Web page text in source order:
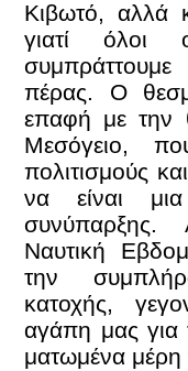
Κιβωτό, αλλά
γιατί όλοι
πέρας. Ο
επαφή με την
Μεσόγειο,
πολιτισμούς
να είναι
συνύπαρξης.
Ναυτική
την
κατοχής,
αγάπη μας για
ματωμένα μέρη